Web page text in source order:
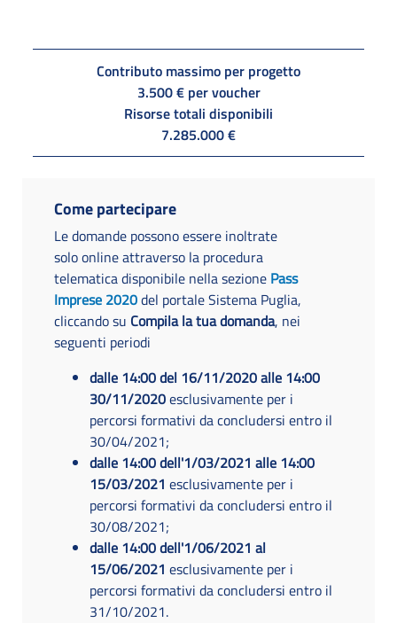
Contributo massimo per progetto
3.500 € per voucher
Risorse totali disponibili
7.285.000 €
Come partecipare
Le domande possono essere inoltrate
solo online attraverso la procedura
telematica disponibile nella sezione Pass
Imprese 2020del portale Sistema Puglia,
cliccando su Compila la tua domanda, nei
seguenti periodi
dalle 14:00 del 16/11/2020 alle 14:00
30/11/2020esclusivamente per i
percorsi formativi da concludersi entro il
30/04/2021;
dalle 14:00 dell'1/03/2021 alle 14:00
15/03/2021 esclusivamente per i
percorsi formativi da concludersi entro il
30/08/2021;
dalle 14:00 dell'1/06/2021 al
15/06/2021 esclusivamente per i
percorsi formativi da concludersi entro il
31/10/2021.